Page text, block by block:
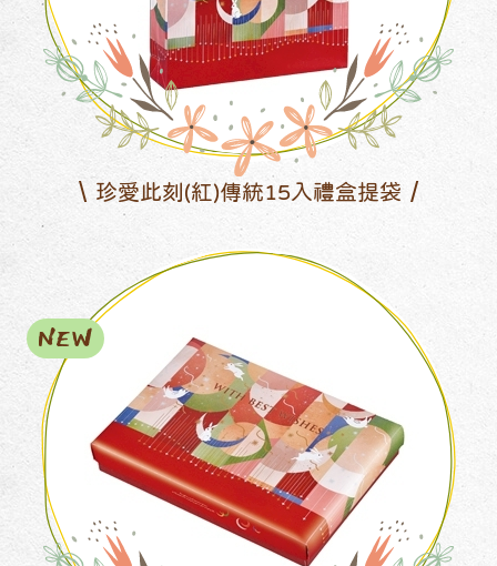
珍愛此刻(紅)傳統15入禮盒提袋
NEW